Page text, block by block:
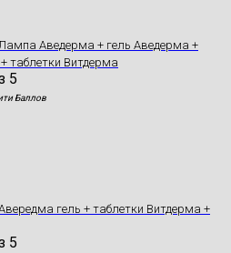
Аведерма + гель Аведерма +
таблетки Витдерма
5
Баллов
гель + таблетки Витдерма +
5